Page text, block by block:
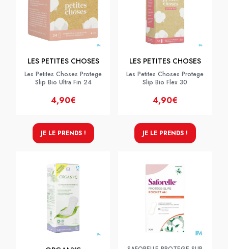
LES PETITES CHOSES
Les Petites Choses Protege
Slip Bio Ultra Fin 24
4,90€
JE LE PRENDS !
LES PETITES CHOSES
Les Petites Choses Protege
Slip Bio Flex 30
4,90€
JE LE PRENDS !